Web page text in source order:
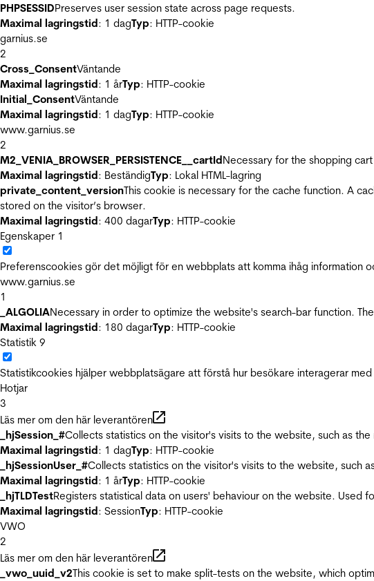
PHPSESSIDPreserves user session state across page requests.
Maximal lagringstid: 1 dagTyp: HTTP-cookie
garnius.se
2
Cross_ConsentVäntande
Maximal lagringstid: 1 årTyp: HTTP-cookie
Initial_ConsentVäntande
Maximal lagringstid: 1 dagTyp: HTTP-cookie
www.garnius.se
2
M2_VENIA_BROWSER_PERSISTENCE__cartIdNecessary for the shopping
Maximal lagringstid: BeständigTyp: Lokal HTML-lagring
private_content_versionThis cookie is necessary for the cache function. A
stored on the visitor’s browser.
Maximal lagringstid: 400 dagarTyp: HTTP-cookie
Egenskaper 1
Preferenscookies gör det möjligt för en webbplats att komma ihåg information
www.garnius.se
1
_ALGOLIANecessary in order to optimize the website's search-bar function.
Maximal lagringstid: 180 dagarTyp: HTTP-cookie
Statistik 9
Statistikcookies hjälper webbplatsägare att förstå hur besökare interagerar
Hotjar
3
Läs mer om den här leverantören
_hjSession_#Collects statistics on the visitor's visits to the website, such as
Maximal lagringstid: 1 dagTyp: HTTP-cookie
_hjSessionUser_#Collects statistics on the visitor's visits to the website, such
Maximal lagringstid: 1 årTyp: HTTP-cookie
_hjTLDTestRegisters statistical data on users' behaviour on the website. Used
Maximal lagringstid: SessionTyp: HTTP-cookie
VWO
2
Läs mer om den här leverantören
_vwo_uuid_v2This cookie is set to make split-tests on the website, which